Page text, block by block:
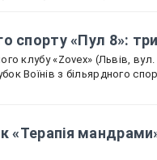
спорту «Пул 8»:
клубу «Zovex» (Львів,
Воїнів з більярдного
«Терапія